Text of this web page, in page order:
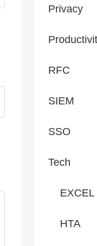
Privacy
RFC
SIEM
SSO
Tech
EXCEL
HTA